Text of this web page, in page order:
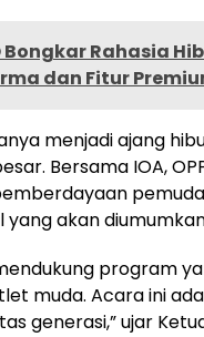
Bongkar Rahasia
dan Fitur
menjadi ajang
Bersama IOA,
yang akan
program
muda. Acara ini
generasi,” ujar